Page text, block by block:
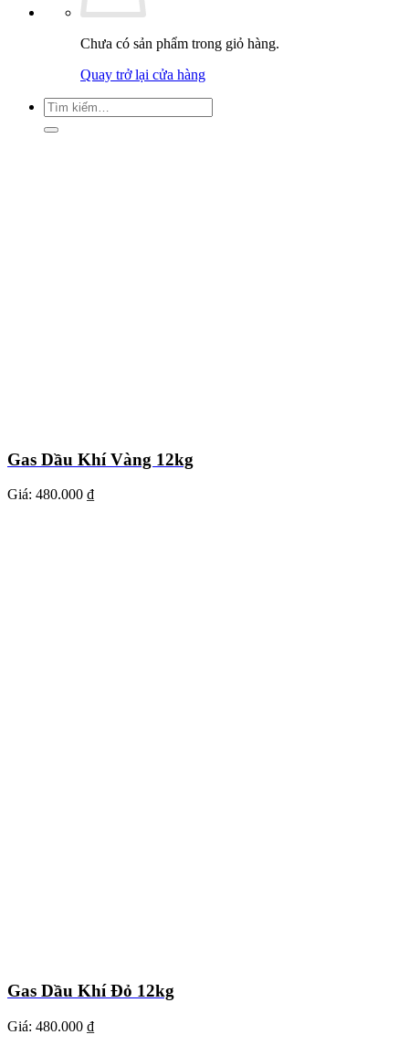
Chưa có sản phẩm trong giỏ hàng.
Quay trở lại cửa hàng
Tìm
kiếm:
Gas Dầu Khí Vàng 12kg
Giá: 480.000 ₫
Gas Dầu Khí Đỏ 12kg
Giá: 480.000 ₫